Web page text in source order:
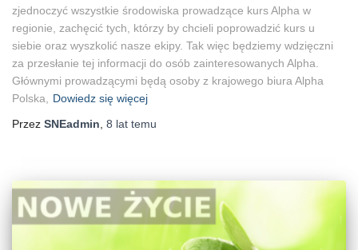
zjednoczyć wszystkie środowiska prowadzące kurs Alpha w
regionie, zachęcić tych, którzy by chcieli poprowadzić kurs u
siebie oraz wyszkolić nasze ekipy. Tak więc będziemy wdzięczni
za przesłanie tej informacji do osób zainteresowanych Alpha.
Głównymi prowadzącymi będą osoby z krajowego biura Alpha
Polska,
Dowiedz się więcej
Przez SNEadmin 8 lat temu